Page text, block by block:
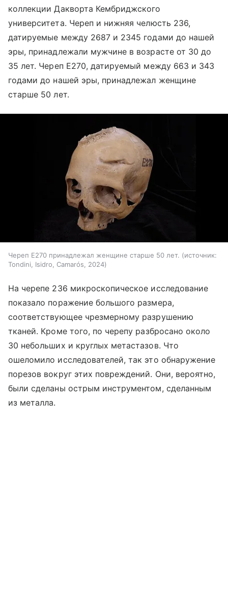
коллекции Дакворта Кембриджского
университета. Череп и нижняя челюсть 236,
датируемые между 2687 и 2345 годами до нашей
эры, принадлежали мужчине в возрасте от 30 до
35 лет. Череп E270, датируемый между 663 и 343
годами до нашей эры, принадлежал женщине
старше 50 лет.
Череп E270 принадлежал женщине старше 50 лет.
источник:
Tondini, Isidro, Camarós, 2024
На черепе 236 микроскопическое исследование
показало поражение большого размера,
соответствующее чрезмерному разрушению
тканей. Кроме того, по черепу разбросано около
30 небольших и круглых метастазов. Что
ошеломило исследователей, так это обнаружение
порезов вокруг этих повреждений. Они, вероятно,
были сделаны острым инструментом, сделанным
из металла.